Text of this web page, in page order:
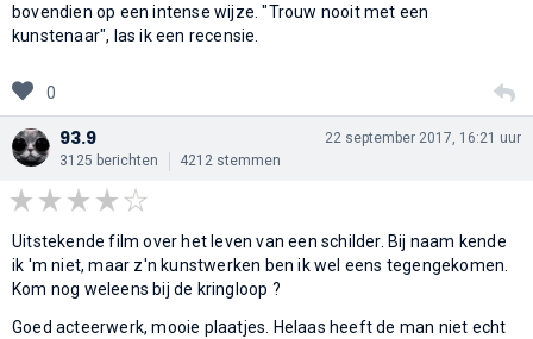
bovendien op een intense wijze. "Trouw nooit met een
kunstenaar", las ik een recensie.
0
93.9
3125 berichten 4212 stemmen
22 september 2017, 16:21 uur
Uitstekende film over het leven van een schilder. Bij naam kende
ik 'm niet, maar z'n kunstwerken ben ik wel eens tegengekomen.
Kom nog weleens bij de kringloop ?
Goed acteerwerk, mooie plaatjes. Helaas heeft de man niet echt